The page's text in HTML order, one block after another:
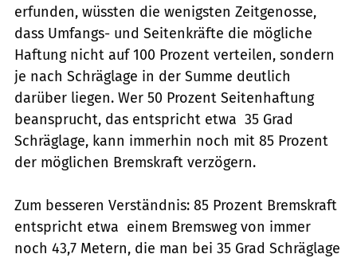
erfunden, wüssten die wenigsten Zeitgenosse,
dass Umfangs- und Seitenkräfte die mögliche
Haftung nicht auf 100 Prozent verteilen, sondern
je nach Schräglage in der Summe deutlich
darüber liegen. Wer 50 Prozent Seitenhaftung
beansprucht, das entspricht etwa 35 Grad
Schräglage, kann immerhin noch mit 85 Prozent
der möglichen Bremskraft verzögern.
Zum besseren Verständnis: 85 Prozent Bremskraft
entspricht etwa einem Bremsweg von immer
noch 43,7 Metern, die man bei 35 Grad Schräglage